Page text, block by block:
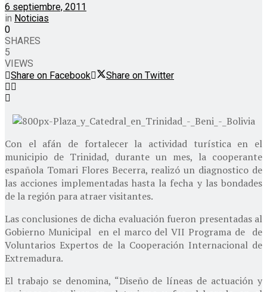
6 septiembre, 2011
in Noticias
0
SHARES
5
VIEWS
Share on Facebook
Share on Twitter
Con el afán de fortalecer la actividad turística en el
municipio de Trinidad, durante un mes, la cooperante
española Tomari Flores Becerra, realizó un diagnostico de
las acciones implementadas hasta la fecha y las bondades
de la región para atraer visitantes.
Las conclusiones de dicha evaluación fueron presentadas al
Gobierno Municipal en el marco del VII Programa de de
Voluntarios Expertos de la Cooperación Internacional de
Extremadura.
El trabajo se denomina, “Diseño de líneas de actuación y